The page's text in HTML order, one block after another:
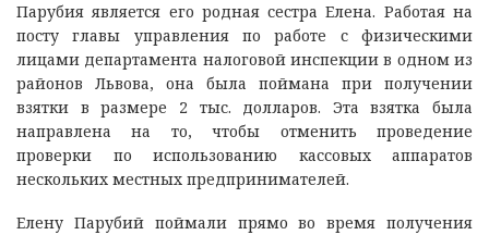
Парубия является его родная сестра Елена. Работая на
посту главы управления по работе с физическими
лицами департамента налоговой инспекции в одном из
районов Львова, она была поймана при получении
взятки в размере 2 тыс. долларов. Эта взятка была
направлена на то, чтобы отменить проведение
проверки по использованию кассовых аппаратов
нескольких местных предпринимателей.
Елену Парубий поймали прямо во время получения